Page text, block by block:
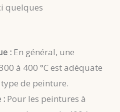
quelques
: En général, une
à 400 °C est adéquate
de peinture.
: Pour les peintures à